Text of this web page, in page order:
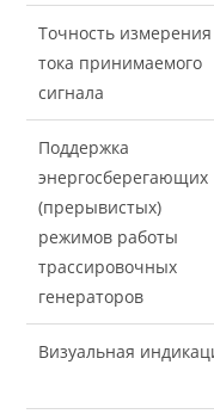
Точность измерения
тока принимаемого
сигнала
Поддержка
энергосберегающих
(прерывистых)
режимов работы
трассировочных
генераторов
Визуальная